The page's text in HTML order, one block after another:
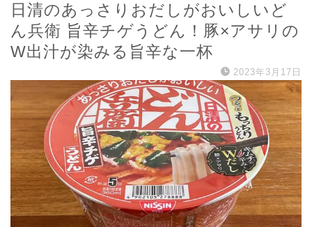
日清のあっさりおだしがおいしいど
ん兵衛 旨辛チゲうどん！豚×アサリの
W出汁が染みる旨辛な一杯
2023年3月17日